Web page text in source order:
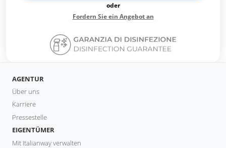
oder
Fordern Sie ein Angebot an
AGENTUR
Über uns
Karriere
Pressestelle
EIGENTÜMER
Mit Italianway verwalten